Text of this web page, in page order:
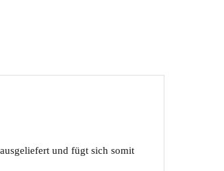
und fügt sich somit